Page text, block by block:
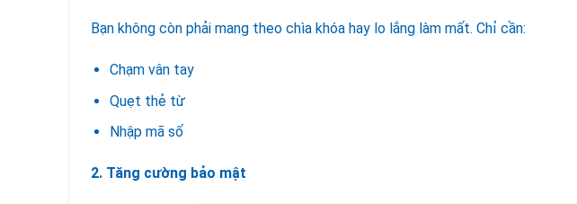
Bạn không còn phải mang theo chìa khóa hay lo lắng làm mất. Chỉ cần:
Chạm vân tay
Quẹt thẻ từ
Nhập mã số
2. Tăng cường bảo mật